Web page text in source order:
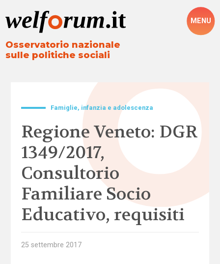
Osservatorio nazionale
sulle politiche sociali
MENU
Famiglie, infanzia e adolescenza
Regione Veneto: DGR
1349/2017,
Consultorio
Familiare Socio
Educativo, requisiti
25 settembre 2017